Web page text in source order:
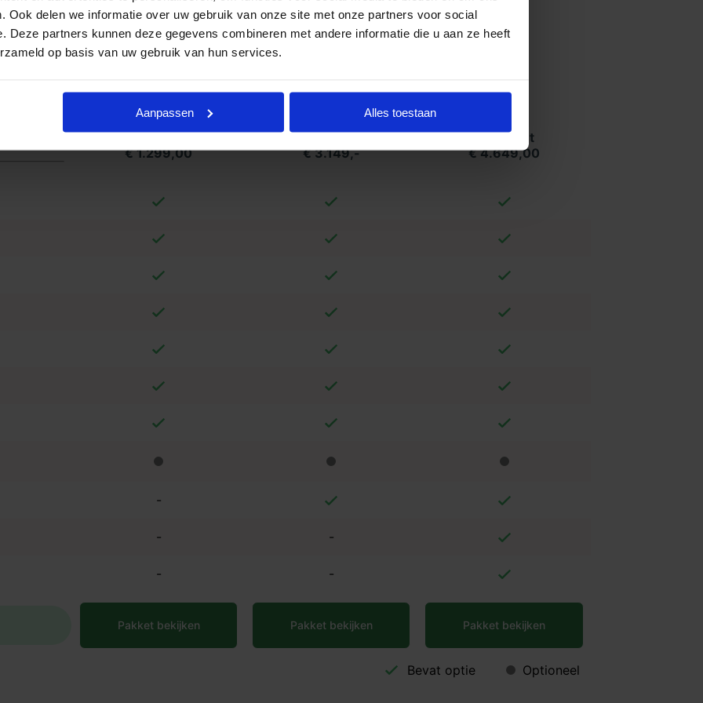
Ook delen we informatie over uw gebruik van onze site met onze partners voor social
Deze partners kunnen deze gegevens combineren met andere informatie die u aan ze heeft
op basis van uw gebruik van hun services.
Aanpassen Alles toestaan
ontvangen? Goedkope
u vrijblijvend contact met ons
in Stilte
€ 1.299,00
Compact
€ 3.149,-
Compleet
€ 4.649,00
-
- -
- -
Pakket bekijken Pakket bekijken Pakket bekijken
Bevat optie Optioneel